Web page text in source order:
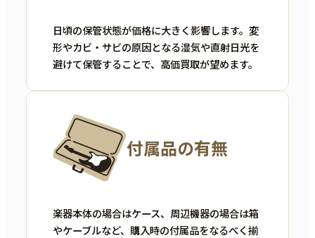
日頃の保管状態が価格に大きく影響します。変
形やカビ・サビの原因となる湿気や直射日光を
避けて保管することで、高価買取が望めます。
付属品の有無
楽器本体の場合はケース、周辺機器の場合は箱
やケーブルなど、購入時の付属品をなるべく揃